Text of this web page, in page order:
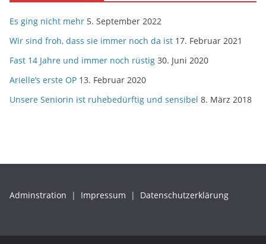
Es ging nicht mehr 5. September 2022
Wir sind froh, dass sie immer noch da ist 17. Februar 2021
Fast 14 Jahre und immer noch rüstig 30. Juni 2020
Arielle’s erste OP 13. Februar 2020
Unsere Seniorin ist ruhebedürftig und sensibel 8. März 2018
Adminstration | Impressum | Datenschutzerklärung